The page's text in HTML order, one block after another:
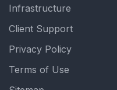
Infrastructure
Client Support
Privacy Policy
Terms of Use